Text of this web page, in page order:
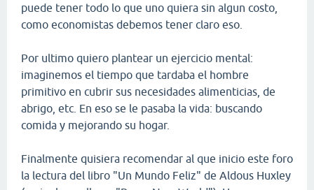
puede tener todo lo que uno quiera sin algun costo,
como economistas debemos tener claro eso.
Por ultimo quiero plantear un ejercicio mental:
imaginemos el tiempo que tardaba el hombre
primitivo en cubrir sus necesidades alimenticias, de
abrigo, etc. En eso se le pasaba la vida: buscando
comida y mejorando su hogar.
Finalmente quisiera recomendar al que inicio este foro
la lectura del libro "Un Mundo Feliz" de Aldous Huxley